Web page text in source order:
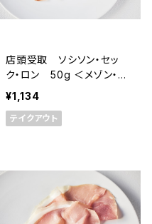
店頭受取 ソシソン・セッ
ク・ロン 50g ＜メゾン・ラ
ボリー＞(フランス・オーヴェ
ルニュ)
¥1,134
テイクアウト